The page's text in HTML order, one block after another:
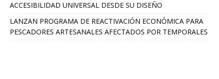
ACCESIBILIDAD UNIVERSAL DESDE SU DISEÑO
LANZAN PROGRAMA DE REACTIVACIÓN ECONÓMICA PARA
PESCADORES ARTESANALES AFECTADOS POR TEMPORALES